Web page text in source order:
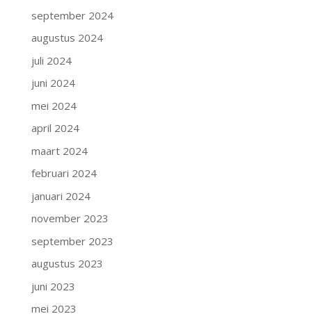
september 2024
augustus 2024
juli 2024
juni 2024
mei 2024
april 2024
maart 2024
februari 2024
januari 2024
november 2023
september 2023
augustus 2023
juni 2023
mei 2023